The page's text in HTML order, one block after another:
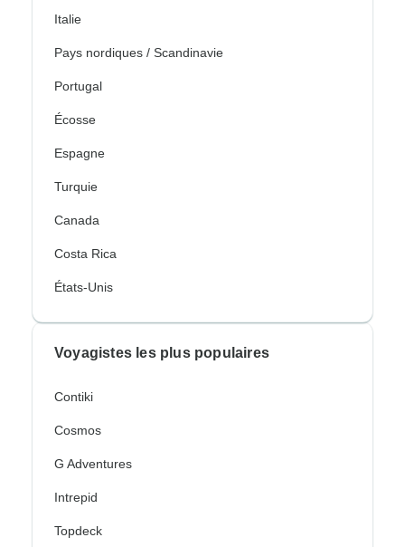
Italie
Pays nordiques / Scandinavie
Portugal
Écosse
Espagne
Turquie
Canada
Costa Rica
États-Unis
Voyagistes les plus populaires
Contiki
Cosmos
G Adventures
Intrepid
Topdeck